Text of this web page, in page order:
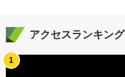
アクセスランキング
1